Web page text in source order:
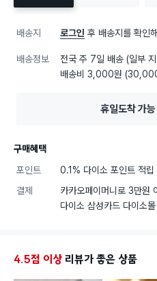
배송지 로그인 후 배송지를 확인
배송정보 전국 주 7일 배송 (일부
배송비 3,000원
휴일도착 가
구매혜택
포인트
0.1% 다이소 포인트 적립
결제
카카오페이머니로 3만원
다이소 삼성카드 다이소
4.5점 이상 리뷰가 좋은 상품